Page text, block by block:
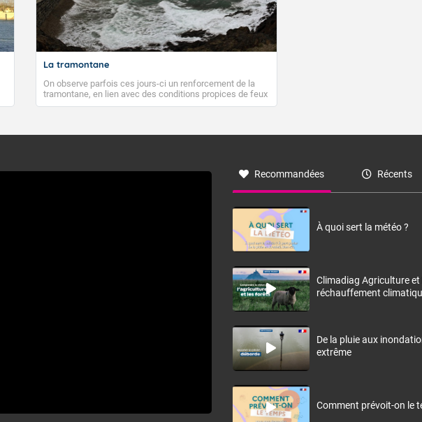
La tramontane
On observe parfois ces jours-ci un renforcement de la
tramontane, en lien avec des conditions propices de feux
de forêt. Mais qu'est-ce que la tramontane ? Quelles sont
à nord-ouest, dans un secteur qui part du Roussillon à la
monts, en allusion aux régions montagneuses d’où
Recommandées Récents
À quoi sert la météo ?
Climadiag Agriculture et
réchauffement
De la pluie aux
extrême
Comment prévoit-on le